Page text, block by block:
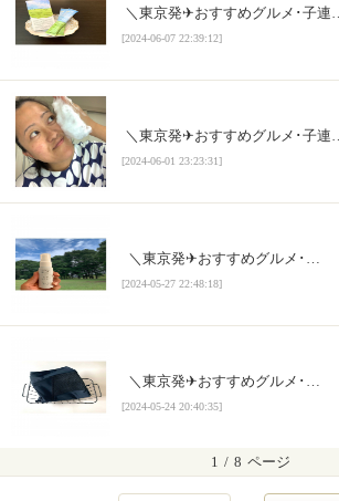
⁡ ＼東京発✈︎おすすめグルメ･子連…
[2024-06-07 22:39:12]
⁡ ＼東京発✈︎おすすめグルメ･子連…
[2024-06-01 23:23:31]
⁡ ⁡ ＼東京発✈︎おすすめグルメ･…
[2024-05-27 22:48:18]
⁡ ⁡ ＼東京発✈︎おすすめグルメ･…
[2024-05-24 20:40:35]
1 / 8 ページ